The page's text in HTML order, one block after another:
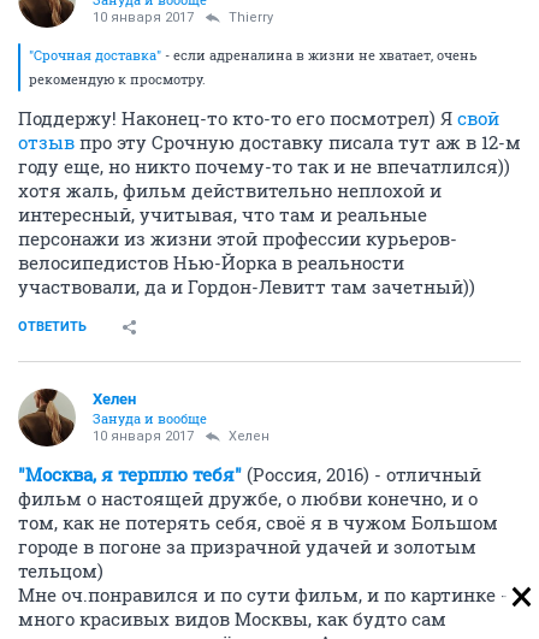
10 января 2017 Thierry
"Срочная доставка" - если адреналина в жизни не хватает, очень
рекомендую к просмотру.
Поддержу! Наконец-то кто-то его посмотрел) Я свой
отзыв про эту Срочную доставку писала тут аж в 12-м
году еще, но никто почему-то так и не впечатлился))
хотя жаль, фильм действительно неплохой и
интересный, учитывая, что там и реальные
персонажи из жизни этой профессии курьеров-
велосипедистов Нью-Йорка в реальности
участвовали, да и Гордон-Левитт там зачетный))
ОТВЕТИТЬ
Хелен
Зануда и вообще
10 января 2017 Хелен
"Москва, я терплю тебя" (Россия, 2016) - отличный
фильм о настоящей дружбе, о любви конечно, и о
том, как не потерять себя, своё я в чужом Большом
городе в погоне за призрачной удачей и золотым
тельцом)
Мне оч.понравился и по сути фильм, и по картинке -
много красивых видов Москвы, как будто сам